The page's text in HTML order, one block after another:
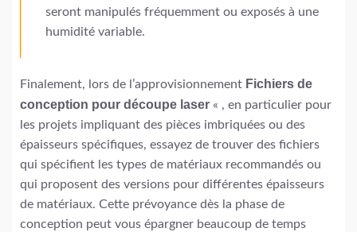
seront manipulés fréquemment ou exposés à une
humidité variable.
Finalement, lors de l’approvisionnement Fichiers de
conception pour découpe laser « , en particulier pour
les projets impliquant des pièces imbriquées ou des
épaisseurs spécifiques, essayez de trouver des fichiers
qui spécifient les types de matériaux recommandés ou
qui proposent des versions pour différentes épaisseurs
de matériaux. Cette prévoyance dès la phase de
conception peut vous épargner beaucoup de temps